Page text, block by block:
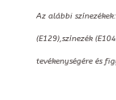
Az alábbi
(E129),színezék
tevékenységére és